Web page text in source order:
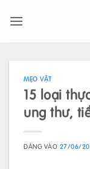
qua
MẸO VẶT
15 loại
ung thư,
ĐĂNG VÀO 27/06/